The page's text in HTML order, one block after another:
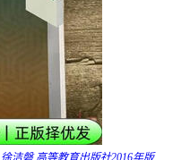
洁磐 高等教育出版社2016年版